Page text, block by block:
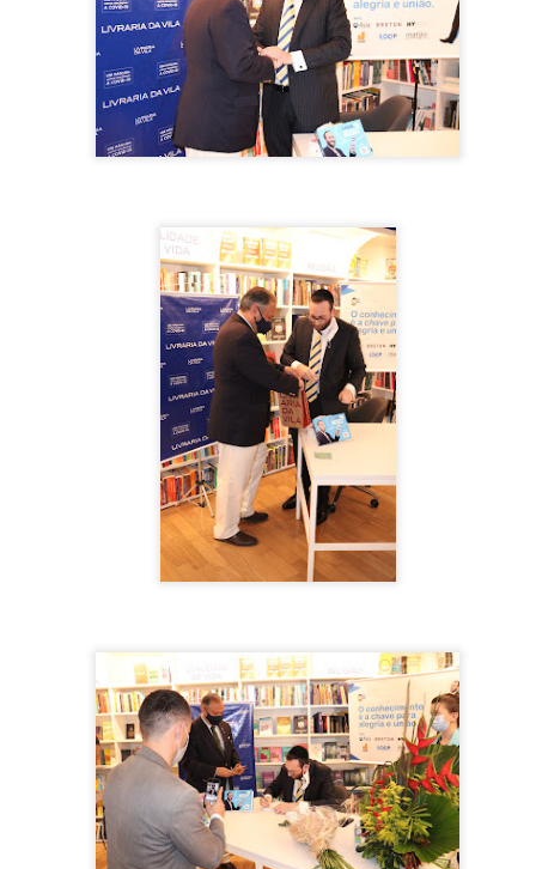
Na tarde desta sexta-feira (18), a Estrela Lojas inaugurou sua 35º
loja, e mais uma vez contou com a presença de Mc Mirella.
loja parou a zona sul de SP, e com muita animação, distribuiu brindes
os clientes e curiosos que compareceram ao local. Além dos
a loja também distribuiu algodão doce, pipoca, refrigerante para
criança e cerveja para os adultos.
Leonardo e Bruno & Marrone apresentam nova
temporada de "Cabaré"!
grandes nomes da música sertaneja estão na estrada e arrastando
multidão para uma grande festa. Os cantores Leonardo e Bruno &
se uniram recentemente para levar a turnê do consagrado
"Cabaré" ás principais cidades do Brasil e acabaram de
uma grande novidade aos fãs.
artistas se apresentam no próximo dia 16 de abril, no Allianz
em São Paulo, para celebrar essa longa amizade e parceria.
Maiara & Maraísa lotam show em SP!
Na noite deste domingo (06), a Arena São Caetano em SP, foi
palco do super show das gêmeas mais queridas do Brasil, Maiara
os protocolos contra a Covid-19, o publico presente precisava
a carteira de vacinação com no mínimo 2 doses, caso contrário,
quem deu inicio a festa, foi o cantor Gabriel Lopes. Gabriel tratou de
o publico presente para cantar e dançar muito e apesar do calor,
publico não êxitou e não pararam de dançar.
Lauana Prado grava novo DVD em SP!
Na tarde deste sábado (05), o Estância Alto da Serra em SP foi
palco da gravação do mais novo DVD "Raiz" de Lauana Prado.